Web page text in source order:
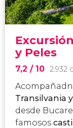
y Peles
7,2 / 10 2.932
Transilvania
desde
famosos